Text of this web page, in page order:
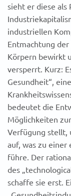
sieht er diese als
industriellen
Entmachtung
Körpern bewirkt
versperrt. Kurz:
Gesundheit“,
bedeutet die
Möglichkeiten
Verfügung stellt,
auf, was zu
führe. Der
des
schaffe sie erst.